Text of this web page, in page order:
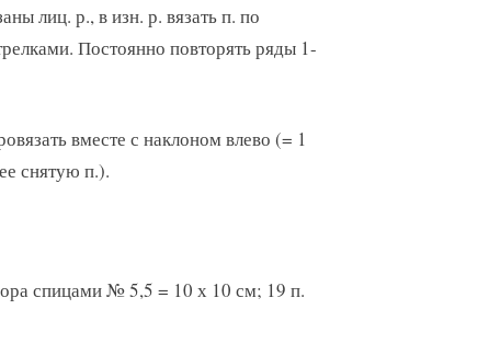
лиц. р., в изн. р. вязать п. по
Постоянно повторять ряды 1-
вместе с наклоном влево (= 1
снятую п.).
спицами № 5,5 = 10 х 10 см; 19 п.